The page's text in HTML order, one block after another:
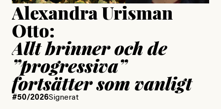
Alexandra Urisman
Otto:
Allt brinner och de
”progressiva”
fortsätter som vanligt
#50/2026Signerat